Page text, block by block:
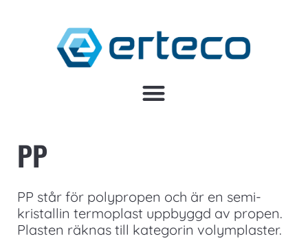
PP
PP står för polypropen och är en semi-
kristallin termoplast uppbyggd av propen.
Plasten räknas till kategorin volymplaster.